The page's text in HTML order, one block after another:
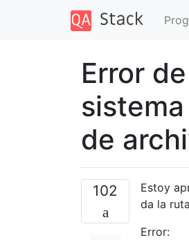
Error
de
102 Estoy
da la
Error: